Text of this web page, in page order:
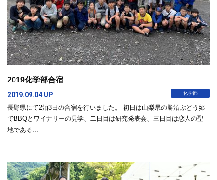
2019化学部合宿
2019.09.04 UP 化学部
長野県にて2泊3日の合宿を行いました。 初日は山梨県の勝沼ぶどう郷
でBBQとワイナリーの見学、二日目は研究発表会、三日目は恋人の聖
地である...